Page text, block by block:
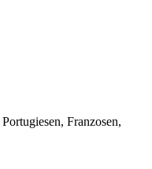
Franzosen,